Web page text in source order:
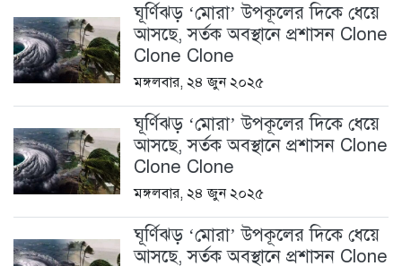
ঘূর্ণিঝড় ‘মোরা’ উপকূলের দিকে ধেয়ে
আসছে, সর্তক অবস্থানে প্রশাসন Clone
Clone Clone
মঙ্গলবার, ২৪ জুন ২০২৫
ঘূর্ণিঝড় ‘মোরা’ উপকূলের দিকে ধেয়ে
আসছে, সর্তক অবস্থানে প্রশাসন Clone
Clone Clone
মঙ্গলবার, ২৪ জুন ২০২৫
ঘূর্ণিঝড় ‘মোরা’ উপকূলের দিকে ধেয়ে
আসছে, সর্তক অবস্থানে প্রশাসন Clone